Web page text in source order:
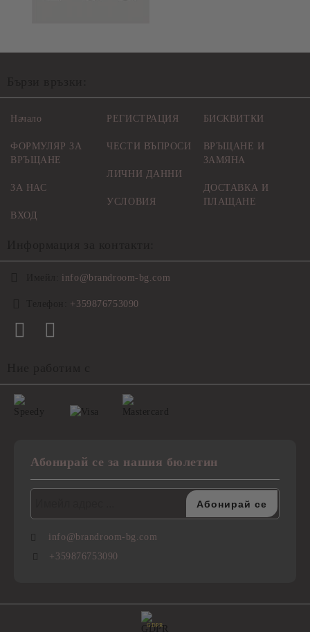
Начало
ФОРМУЛЯР ЗА
ВРЪЩАНЕ
ЗА НАС
ВХОД
РЕГИСТРАЦИЯ
ЧЕСТИ ВЪПРОСИ
ЛИЧНИ ДАННИ
УСЛОВИЯ
БИСКВИТКИ
ВРЪЩАНЕ И
ЗАМЯНА
ДОСТАВКА И
ПЛАЩАНЕ
info@brandroom-bg.com
+359876753090
Абонирай се за нашия бюлетин
info@brandroom-bg.com
+359876753090
GDPR